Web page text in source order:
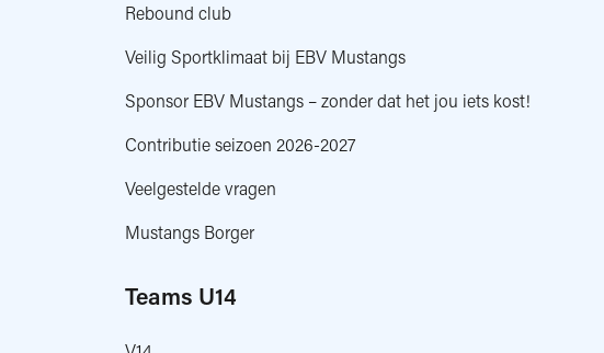
Rebound club
Veilig Sportklimaat bij EBV Mustangs
Sponsor EBV Mustangs – zonder dat het jou iets kost!
Contributie seizoen 2026-2027
Veelgestelde vragen
Mustangs Borger
Teams U14